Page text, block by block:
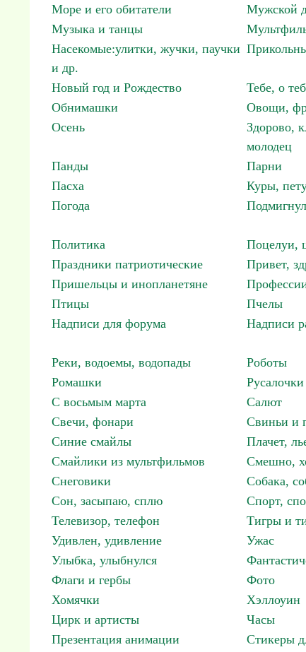
Море и его обитатели
Мужской
Музыка и танцы
Насекомые:улитки, жучки, паучки
и др.
Новый год и Рождество Тебе, о
Обнимашки
Овощи,
Осень
Здорово,
молодец
Панды Парни
Пасха
Куры,
Погода
Подмигнул
Политика
Поцелуи,
Праздники патриотические
Привет,
Пришельцы и инопланетяне
Птицы
Пчелы
Надписи для форума
Надписи
Реки, водоемы, водопады
Роботы
Ромашки
Русалочки
С восьмым марта
Салют
Свечи, фонари
Свиньи и
Синие смайлы
Плачет,
Смайлики из мультфильмов
Смешно,
Снеговики
Собака,
Сон, засыпаю, сплю
Спорт,
Телевизор, телефон
Тигры и
Удивлен, удивление
Ужас
Улыбка, улыбнулся
Флаги и гербы
Фото
Хомячки
Хэллоуин
Цирк и артисты
Часы
Презентация анимации
Стикеры